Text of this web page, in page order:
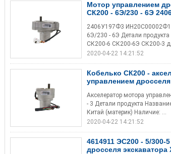
Мотор управлением
СК200 - 6Э/230 - 6Э
2406У197Ф3 ИН20С00002Ф1
6Э/230 - 6Э Детали
СК200-6 СК200-6Э СК200-3
2020-04-22 14:21:52
Кобелько СК200 -
управлением
Акселератор мотора
- 3 Детали продукта
Китай (материк) Наличие: ...
2020-04-22 14:21:52
4614911 ЭС200 - 5/300-
дросселя экскаватора